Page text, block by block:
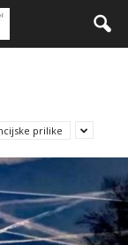
prilike